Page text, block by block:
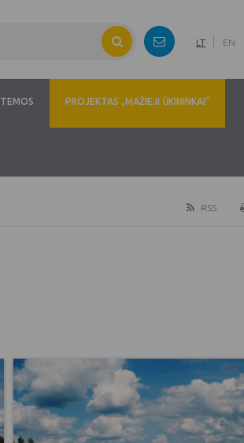
LT EN
TEMOS PROJEKTAS „MAŽIEJI ŪKININKAI“
RSS